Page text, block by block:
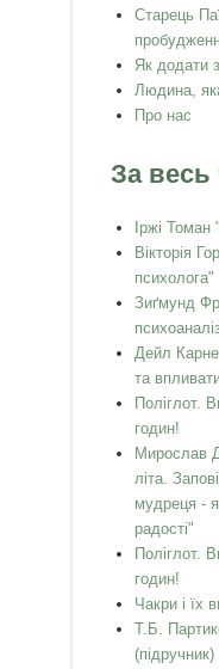
Старець
Як додати
Людина,
Про нас
За весь
Іржі
Вікторія
психолога"
Зиґмунд
Дейл
та
Поліглот.
годин!
Мирослав
літа.
мудреця -
радості"
Поліглот.
годин!
Чакри і їх
Т.Б.
(підручник)